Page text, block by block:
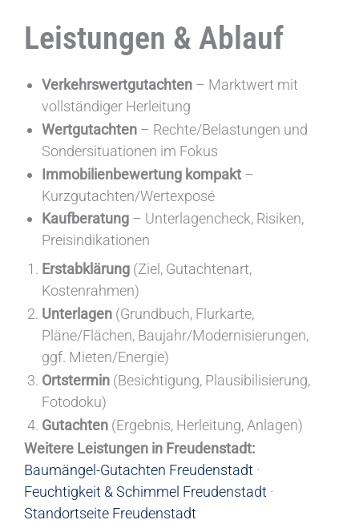
Leistungen & Ablauf
Verkehrswertgutachten– Marktwert mit
vollständiger Herleitung
Wertgutachten– Rechte/Belastungen und
Sondersituationen im Fokus
Immobilienbewertung kompakt–
Kurzgutachten/Wertexposé
Kaufberatung– Unterlagencheck, Risiken,
Preisindikationen
Erstabklärung(Ziel, Gutachtenart,
Kostenrahmen)
Unterlagen(Grundbuch, Flurkarte,
Pläne/Flächen, Baujahr/Modernisierungen,
ggf. Mieten/Energie)
Ortstermin(Besichtigung, Plausibilisierung,
Fotodoku)
Gutachten(Ergebnis, Herleitung, Anlagen)
Weitere Leistungen in Freudenstadt:
Baumängel-Gutachten Freudenstadt ·
Feuchtigkeit & Schimmel Freudenstadt ·
Standortseite Freudenstadt